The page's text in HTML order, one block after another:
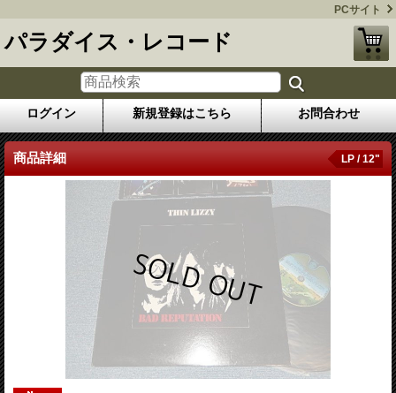
PCサイト
パラダイス・レコード
ログイン 新規登録はこちら お問合わせ
商品詳細 LP / 12"